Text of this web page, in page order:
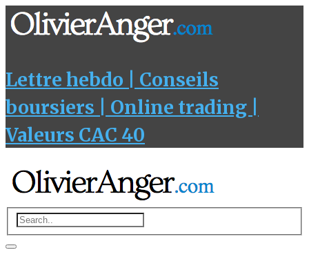
Lettre hebdo | Conseils
boursiers | Online trading |
Valeurs CAC 40